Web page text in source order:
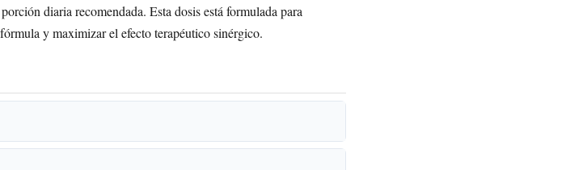
diaria recomendada. Esta dosis está formulada para
y maximizar el efecto terapéutico sinérgico.